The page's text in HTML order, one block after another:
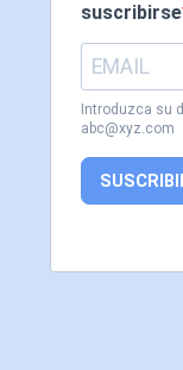
suscribirse
Introduzca su
abc@xyz.com